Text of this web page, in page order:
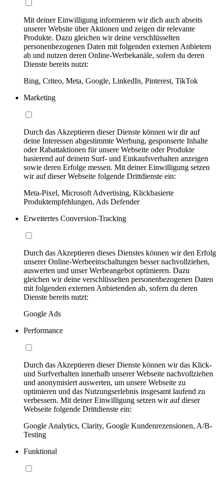
Mit deiner Einwilligung informieren wir dich auch abseits
unserer Website über Aktionen und zeigen dir relevante
Produkte. Dazu gleichen wir deine verschlüsselten
personenbezogenen Daten mit folgenden externen Anbietern
ab und nutzen deren Online-Werbekanäle, sofern du deren
Dienste bereits nutzt:
Bing, Criteo, Meta, Google, LinkedIn, Pinterest, TikTok
Marketing
Durch das Akzeptieren dieser Dienste können wir dir auf
deine Interessen abgestimmte Werbung, gesponserte Inhalte
oder Rabattaktionen für unsere Webseite oder Produkte
basierend auf deinem Surf- und Einkaufsverhalten anzeigen
sowie deren Erfolge messen. Mit deiner Einwilligung setzen
wir auf dieser Webseite folgende Drittdienste ein:
Meta-Pixel, Microsoft Advertising, Klickbasierte
Produktempfehlungen, Ads Defender
Erweitertes Conversion-Tracking
Durch das Akzeptieren dieses Dienstes können wir den Erfolg
unserer Online-Werbeeinschaltungen besser nachvollziehen,
auswerten und unser Werbeangebot optimieren. Dazu
gleichen wir deine verschlüsselten personenbezogenen Daten
mit folgenden externen Anbietenden ab, sofern du deren
Dienste bereits nutzt:
Google Ads
Performance
Durch das Akzeptieren dieser Dienste können wir das Klick-
und Surfverhalten innerhalb unserer Webseite nachvollziehen
und anonymisiert auswerten, um unsere Webseite zu
optimieren und das Nutzungserlebnis insgesamt laufend zu
verbessern. Mit deiner Einwilligung setzen wir auf dieser
Webseite folgende Drittdienste ein:
Google Analytics, Clarity, Google Kundenrezensionen, A/B-
Testing
Funktional